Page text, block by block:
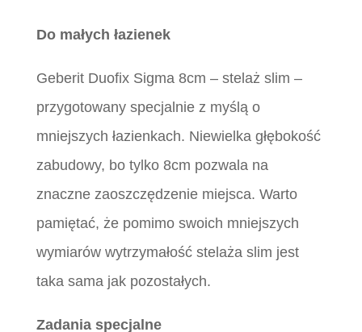
Do małych łazienek
Geberit Duofix Sigma 8cm – stelaż slim –
przygotowany specjalnie z myślą o
mniejszych łazienkach. Niewielka głębokość
zabudowy, bo tylko 8cm pozwala na
znaczne zaoszczędzenie miejsca. Warto
pamiętać, że pomimo swoich mniejszych
wymiarów wytrzymałość stelaża slim jest
taka sama jak pozostałych.
Zadania specjalne